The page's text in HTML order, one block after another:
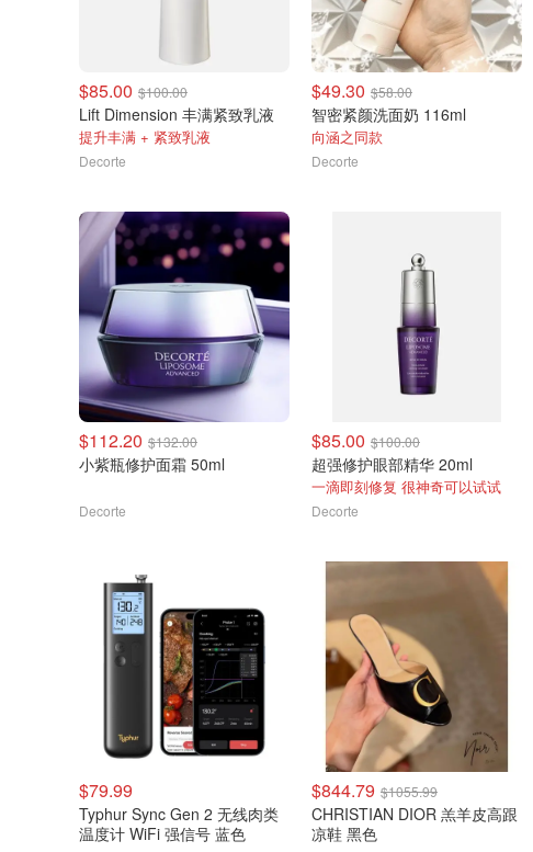
$85.00 $100.00
Lift Dimension 丰满紧致乳液
提升丰满 + 紧致乳液
Decorte
$49.30 $58.00
智密紧颜洗面奶 116ml
向涵之同款
Decorte
$112.20 $132.00
小紫瓶修护面霜 50ml
Decorte
$85.00 $100.00
超强修护眼部精华 20ml
一滴即刻修复 很神奇可以试试
Decorte
$79.99
Typhur Sync Gen 2 无线肉类
温度计 WiFi 强信号 蓝色
$844.79 $1055.99
CHRISTIAN DIOR 羔羊皮高跟
凉鞋 黑色